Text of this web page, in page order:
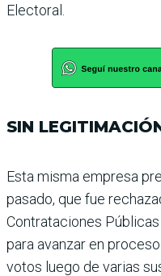
Electoral.
SIN
Esta misma empresa
pasado, que fue
Con­trataciones
para avanzar en
votos luego de varias